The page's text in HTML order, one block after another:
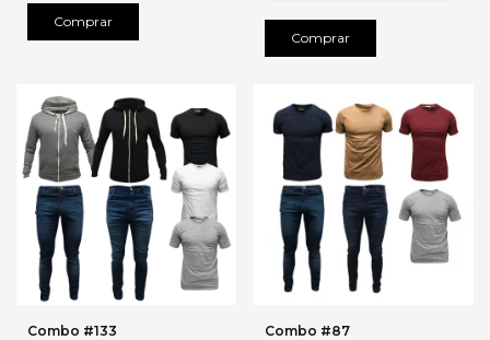
Comprar
Comprar
Combo #133 Combo #87